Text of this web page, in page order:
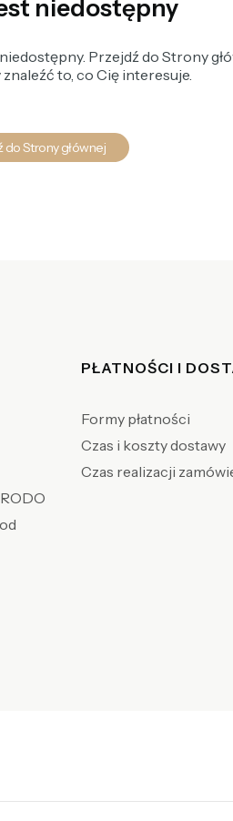
niedostępny
Przejdź do Strony
to, co Cię interesuje.
do Strony głównej
PŁATNOŚCI I
Formy płatności
Czas i koszty dostawy
Czas realizacji